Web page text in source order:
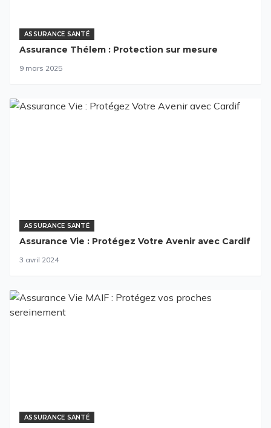
ASSURANCE SANTÉ
Assurance Thélem : Protection sur mesure
9 mars 2025
ASSURANCE SANTÉ
Assurance Vie : Protégez Votre Avenir avec Cardif
3 avril 2024
ASSURANCE SANTÉ